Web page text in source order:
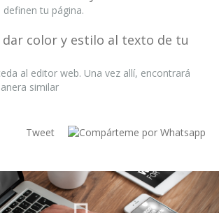
definen tu página.
dar color y estilo al texto de tu
al editor web. Una vez allí, encontrará
similar
Tweet